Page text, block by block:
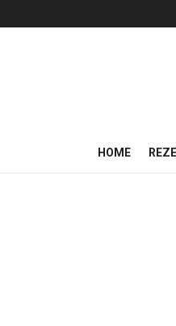
HOME